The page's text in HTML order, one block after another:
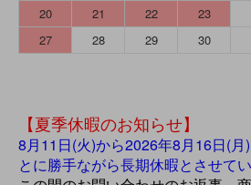
20
21 22 23
27
28 29 30
【夏季休暇のお知らせ】
8月11日(火)から2026年8月16日(月
とに勝手ながら長期休暇とさせてい